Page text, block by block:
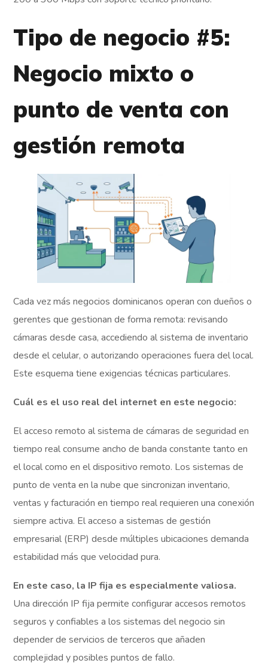
Tipo de negocio #5:
Negocio mixto o
punto de venta con
gestión remota
Cada vez más negocios dominicanos operan con dueños o
gerentes que gestionan de forma remota: revisando
cámaras desde casa, accediendo al sistema de inventario
desde el celular, o autorizando operaciones fuera del local.
Este esquema tiene exigencias técnicas particulares.
Cuál es el uso real del internet en este negocio:
El acceso remoto al sistema de cámaras de seguridad en
tiempo real consume ancho de banda constante tanto en
el local como en el dispositivo remoto. Los sistemas de
punto de venta en la nube que sincronizan inventario,
ventas y facturación en tiempo real requieren una conexión
siempre activa. El acceso a sistemas de gestión
empresarial (ERP) desde múltiples ubicaciones demanda
estabilidad más que velocidad pura.
En este caso, la IP fija es especialmente valiosa.
Una dirección IP fija permite configurar accesos remotos
seguros y confiables a los sistemas del negocio sin
depender de servicios de terceros que añaden
complejidad y posibles puntos de fallo.